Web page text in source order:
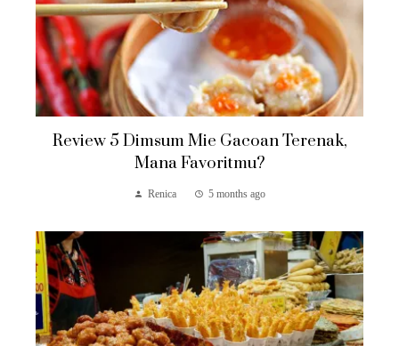
Review 5 Dimsum Mie Gacoan Terenak,
Mana Favoritmu?
Renica 5 months ago